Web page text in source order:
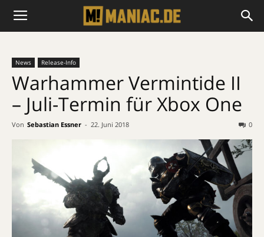
News Release-Info
Warhammer Vermintide II
– Juli-Termin für Xbox One
Von Sebastian Essner - 22. Juni 2018 0